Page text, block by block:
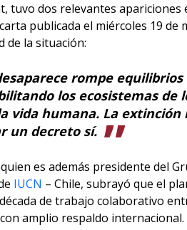
tuvo dos relevantes apariciones
publicada el miércoles 19 de
de la situación:
rompe equilibrios
los ecosistemas de
vida humana. La extinción
un decreto sí.
es además presidente del
IUCN – Chile, subrayó que el
de trabajo colaborativo
amplio respaldo internacional.